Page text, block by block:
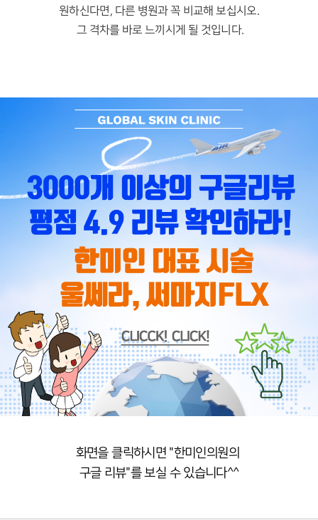
원하신다면, 다른 병원과 꼭 비교해 보십시오.
그 격차를 바로 느끼시게 될 것입니다.
화면을 클릭하시면 "한미인의원의
구글 리뷰"를 보실 수 있습니다^^